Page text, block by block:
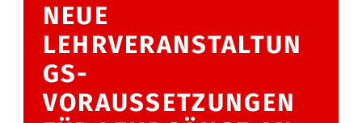
NEUE
LEHRVERANSTALTUN
GS-
VORAUSSETZUNGEN